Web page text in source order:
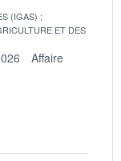
(IGAS)
ET DES
Affaire